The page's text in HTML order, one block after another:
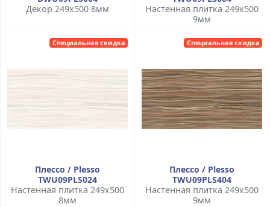
Декор 249x500 8мм
Настенная плитка 249x500
9мм
Специальная скидка
Плессо / Plesso
TWU09PLS024
Настенная плитка 249x500
8мм
Специальная скидка
Плессо / Plesso
TWU09PLS404
Настенная плитка 249x500
9мм